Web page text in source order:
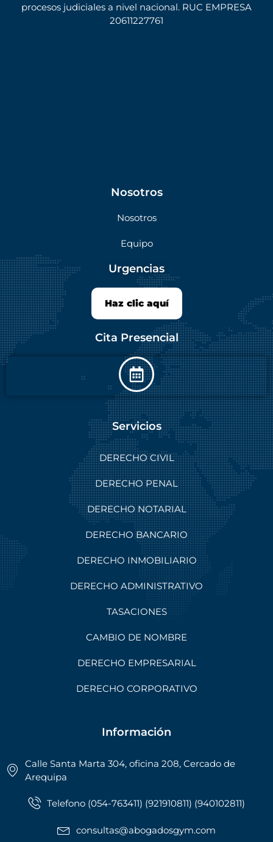
procesos judiciales a nivel nacional. RUC EMPRESA
20611227761
Nosotros
Nosotros
Equipo
Urgencias
Haz clic aquí
Cita Presencial
Servicios
DERECHO CIVIL
DERECHO PENAL
DERECHO NOTARIAL
DERECHO BANCARIO
DERECHO INMOBILIARIO
DERECHO ADMINISTRATIVO
TASACIONES
CAMBIO DE NOMBRE
DERECHO EMPRESARIAL
DERECHO CORPORATIVO
Información
Calle Santa Marta 304, oficina 208, Cercado de
Arequipa
Telefono (054-763411) (921910811) (940102811)
consultas@abogadosgym.com